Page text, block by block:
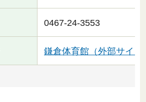
0467-24-3553
鎌倉体育館（外部サイト